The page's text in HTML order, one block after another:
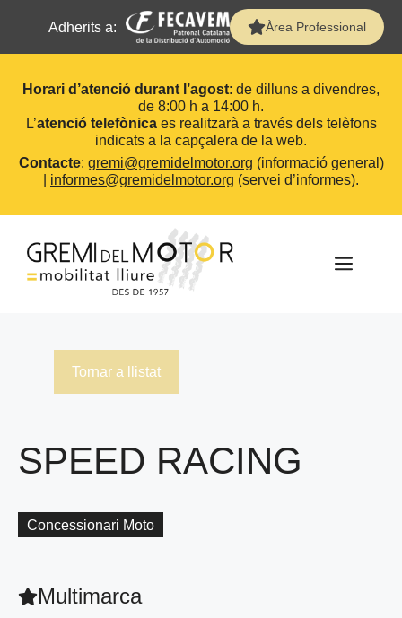
Adherits a: Àrea Professional
Horari d’atenció durant l’agost: de dilluns a divendres,
de 8:00 h a 14:00 h.
L’atenció telefònicaes realitzarà a través dels telèfons
indicats a la capçalera de la web.
Contacte: gremi@gremidelmotor.org (informació general)
informes@gremidelmotor.org (servei d’informes).
contingut
Tornar a llistat
SPEED RACING
Concessionari Moto
Multimarca